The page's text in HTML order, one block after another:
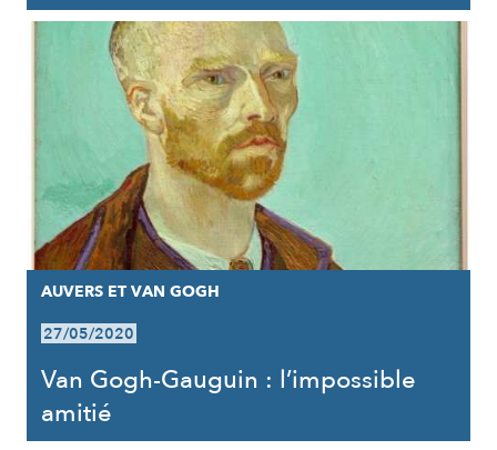
AUVERS ET VAN GOGH
27/05/2020
Van Gogh-Gauguin : l’impossible
amitié